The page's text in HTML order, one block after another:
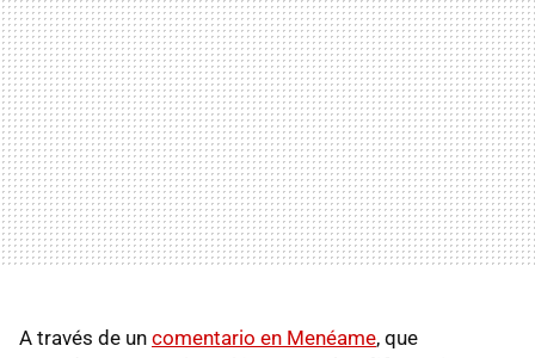
A través de un comentario en Menéame, que